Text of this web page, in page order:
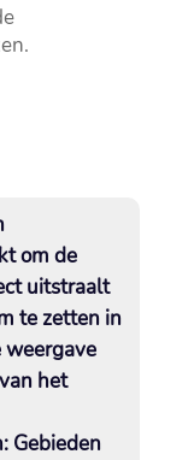
om de
uitstraalt
te zetten in
weergave
het
Gebieden